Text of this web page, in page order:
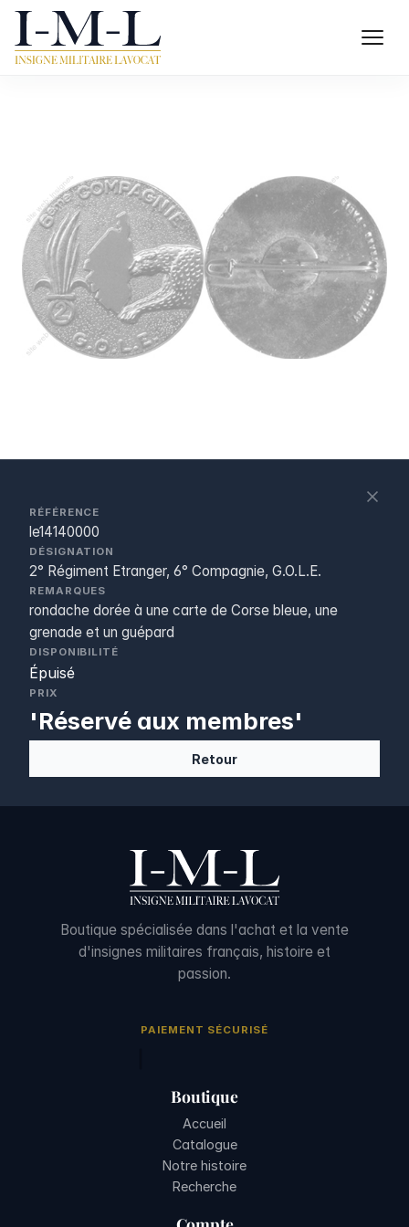
RÉFÉRENCE
le14140000
DÉSIGNATION
2° Régiment Etranger, 6° Compagnie, G.O.L.E.
REMARQUES
rondache dorée à une carte de Corse bleue, une
grenade et un guépard
DISPONIBILITÉ
Épuisé
PRIX
'Réservé aux membres'
Retour
Boutique spécialisée dans l'achat et la vente
d'insignes militaires français, histoire et
passion.
PAIEMENT SÉCURISÉ
Boutique
Accueil
Catalogue
Notre histoire
Recherche